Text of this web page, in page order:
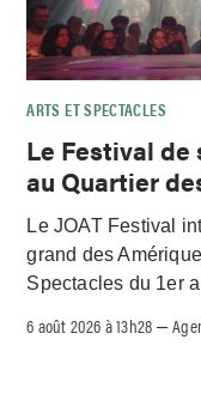
ARTS ET SPECTACLES
Le Festival de
au Quartier
Le JOAT Festival
grand des
Spectacles du 1er
6 août 2026 à 13h28 –